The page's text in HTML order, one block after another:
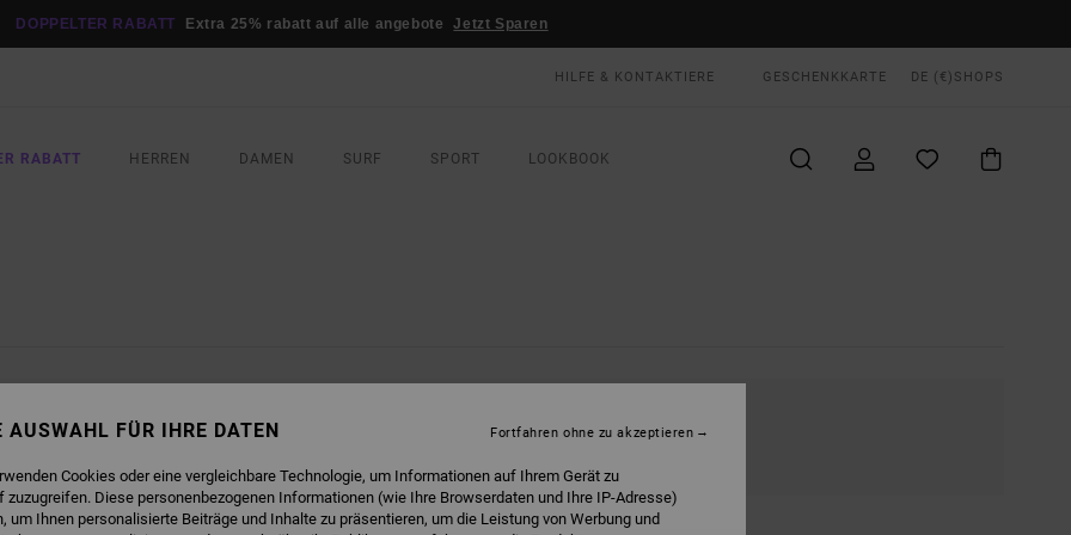
DOPPELTER RABATT Extra 25% rabatt auf alle angebote Jetzt Sparen
HILFE & KONTAKTIERE GESCHENKKARTE DE (€) SHOPS
RABATT HERREN DAMEN SURF SPORT LOOKBOOK
BALD WIEDER DA
AUSWAHL FÜR IHRE DATEN
Cookies oder eine vergleichbare Technologie, um Informationen auf Ihrem Gerät zu
Diese personenbezogenen Informationen (wie Ihre Browserdaten und Ihre IP-Adresse)
um Ihnen personalisierte Beiträge und Inhalte zu präsentieren, um die Leistung von Werbung und
Fortfahren ohne zu akzeptieren